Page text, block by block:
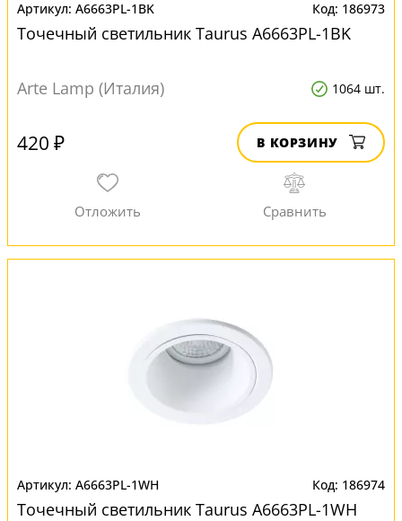
A6663PL-1BK 186973
Точечный светильник Taurus A6663PL-1BK
Arte Lamp (Италия) 1064 шт.
420 ₽ В КОРЗИНУ
A6663PL-1WH 186974
Точечный светильник Taurus A6663PL-1WH